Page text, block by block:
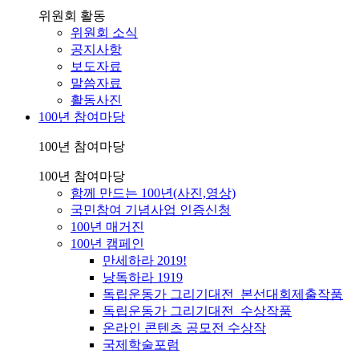
위원회 활동
위원회 소식
공지사항
보도자료
말씀자료
활동사진
100년 참여마당
100년 참여마당
100년 참여마당
함께 만드는 100년(사진,영상)
국민참여 기념사업 인증신청
100년 매거진
100년 캠페인
만세하라 2019!
낭독하라 1919
독립운동가 그리기대전_본선대회제출작품
독립운동가 그리기대전_수상작품
온라인 콘텐츠 공모전 수상작
국제학술포럼